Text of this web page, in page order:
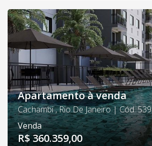
Apartamento à venda
Cachambi , Rio De Janeiro | Cód. 539
Venda
R$ 360.359,00